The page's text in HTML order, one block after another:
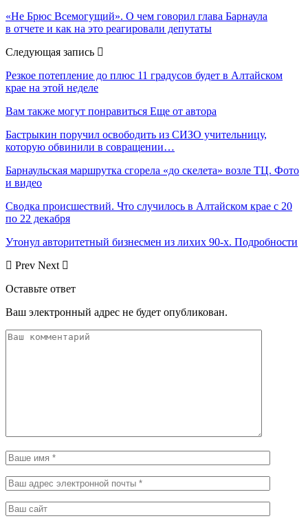
«Не Брюс Всемогущий». О чем говорил глава Барнаула
в отчете и как на это реагировали депутаты
Следующая запись
Резкое потепление до плюс 11 градусов будет в Алтайском
крае на этой неделе
Вам также могут понравиться Еще от автора
Бастрыкин поручил освободить из СИЗО учительницу,
которую обвинили в совращении…
Барнаульская маршрутка сгорела «до скелета» возле ТЦ. Фото
и видео
Сводка происшествий. Что случилось в Алтайском крае с 20
по 22 декабря
Утонул авторитетный бизнесмен из лихих 90-х. Подробности
Prev Next
Оставьте ответ
Ваш электронный адрес не будет опубликован.